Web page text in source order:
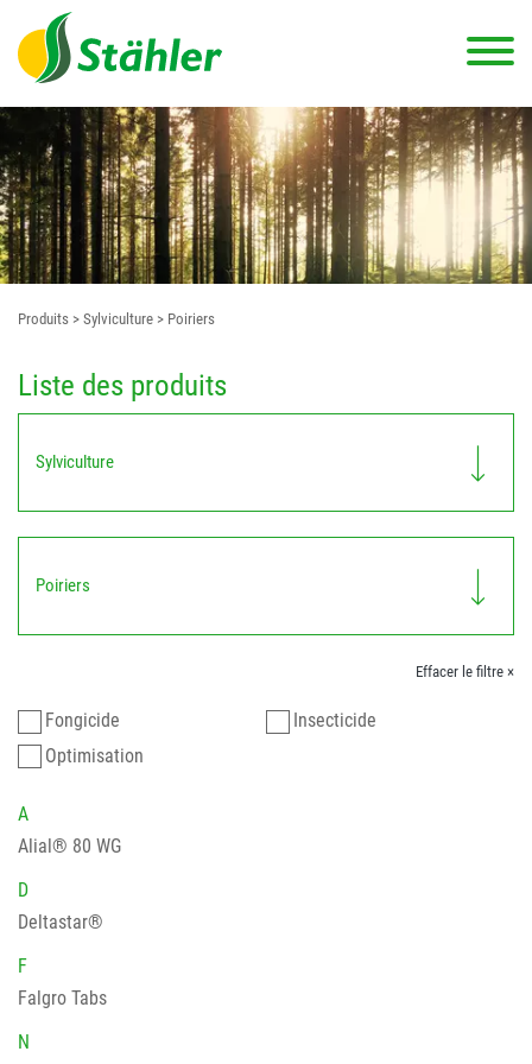
Produits > Sylviculture > Poiriers
Liste des produits
Sylviculture
Poiriers
Effacer le filtre ×
Fongicide
Insecticide
Optimisation
A
Alial® 80 WG
D
Deltastar®
F
Falgro Tabs
N